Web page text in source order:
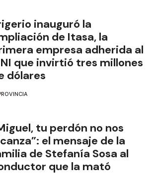
inauguró la
de Itasa, la
empresa adherida al
que invirtió tres millones
dólares
tu perdón no nos
el mensaje de la
de Stefanía Sosa al
que la mató